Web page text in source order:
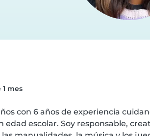
1 mes
con 6 años de experiencia
edad escolar. Soy responsable,